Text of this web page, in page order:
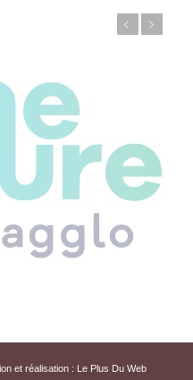
et réalisation : Le Plus Du Web